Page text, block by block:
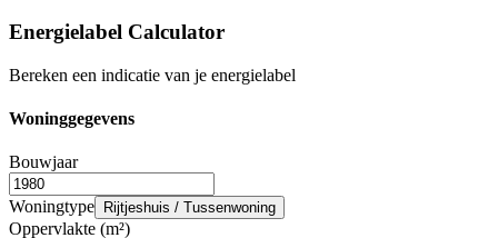
Energielabel Calculator
Bereken een indicatie van je energielabel
Woninggegevens
Bouwjaar
Woningtype Rijtjeshuis / Tussenwoning
Oppervlakte (m²)